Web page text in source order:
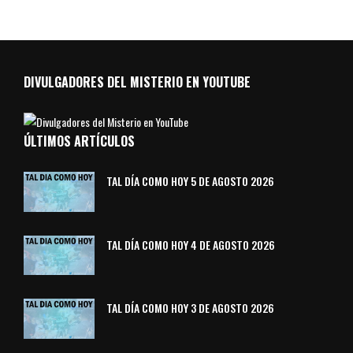
DIVULGADORES DEL MISTERIO EN YOUTUBE
ÚLTIMOS ARTÍCULOS
TAL DÍA COMO HOY 5 DE AGOSTO 2026
TAL DÍA COMO HOY 4 DE AGOSTO 2026
TAL DÍA COMO HOY 3 DE AGOSTO 2026